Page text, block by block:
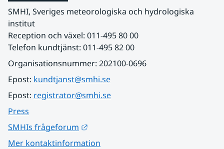
SMHI, Sveriges meteorologiska och hydrologiska
institut
Reception och växel: 011-495 80 00
Telefon kundtjänst: 011-495 82 00
Organisationsnummer: 202100-0696
Epost: kundtjanst@smhi.se
Epost: registrator@smhi.se
Press
SMHIs frågeforum
Mer kontaktinformation